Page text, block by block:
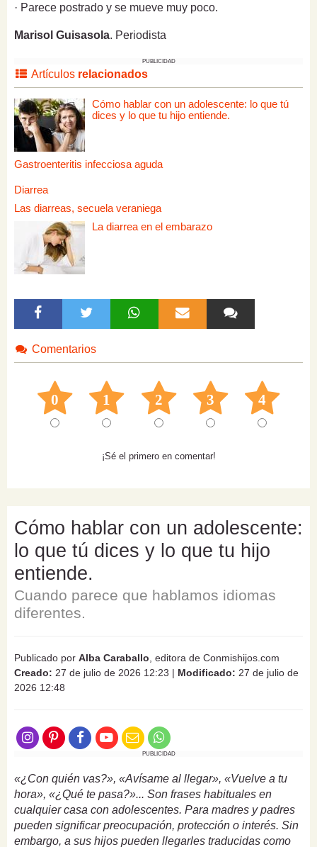
· Parece postrado y se mueve muy poco.
Marisol Guisasola. Periodista
PUBLICIDAD
Artículos relacionados
Cómo hablar con un adolescente: lo que tú
dices y lo que tu hijo entiende.
Gastroenteritis infecciosa aguda
Diarrea
Las diarreas, secuela veraniega
La diarrea en el embarazo
Comentarios
0 1 2 3 4
¡Sé el primero en comentar!
Cómo hablar con un adolescente:
lo que tú dices y lo que tu hijo
entiende.
Cuando parece que hablamos idiomas
diferentes.
Publicado por Alba Caraballo , editora de Conmishijos.com
Creado: 27 de julio de 2026 12:23 | Modificado: 27 de julio de
2026 12:48
PUBLICIDAD
«¿Con quién vas?», «Avísame al llegar», «Vuelve a tu
hora», «¿Qué te pasa?»... Son frases habituales en
cualquier casa con adolescentes. Para madres y padres
pueden significar preocupación, protección o interés. Sin
embargo, a sus hijos pueden llegarles traducidas como